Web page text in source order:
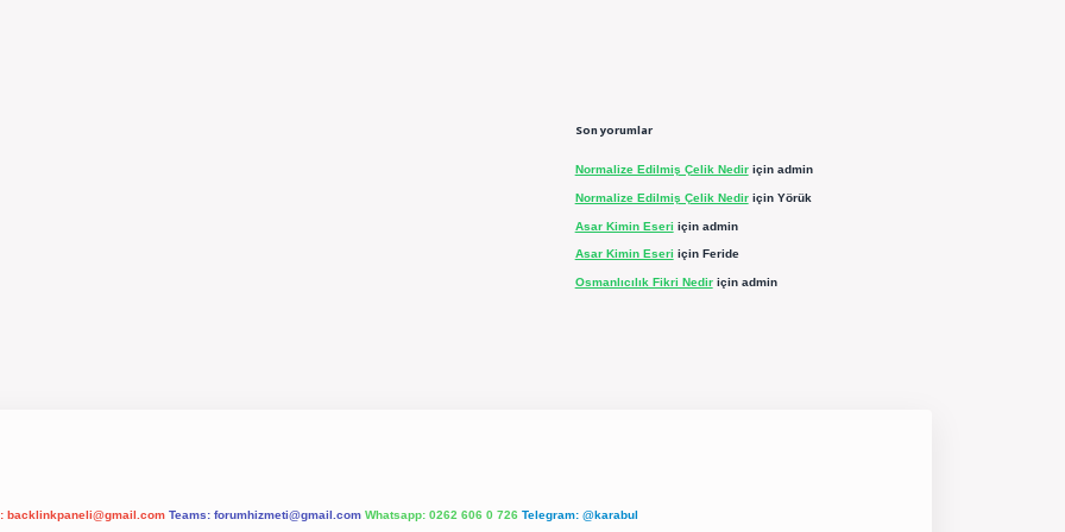
Son yorumlar
Normalize Edilmiş Çelik Nediriçin admin
Normalize Edilmiş Çelik Nediriçin Yörük
Asar Kimin Eseri için admin
Asar Kimin Eseri için Feride
Osmanlıcılık Fikri Nediriçin admin
backlinkpaneli@gmail.com Teams: forumhizmeti@gmail.com Whatsapp: 0262 606 0 726 Telegram: @karabul